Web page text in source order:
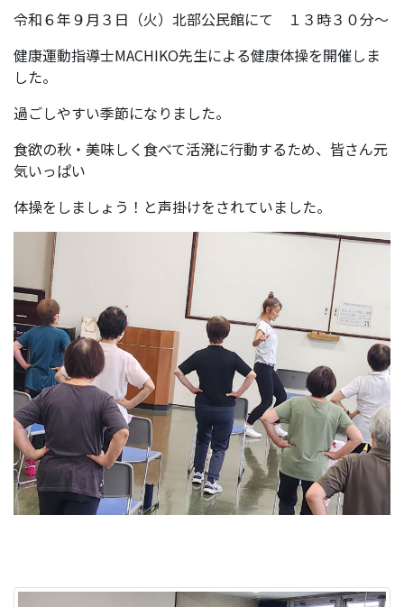
令和６年９月３日（火）北部公民館にて １３時３０分～
健康運動指導士MACHIKO先生による健康体操を開催しま
した。
過ごしやすい季節になりました。
食欲の秋・美味しく食べて活溌に行動するため、皆さん元
気いっぱい
体操をしましょう！と声掛けをされていました。